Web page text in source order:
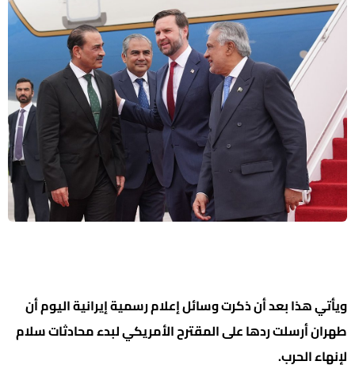
ويأتي هذا بعد أن ذكرت وسائل إعلام رسمية إيرانية اليوم أن
طهران أرسلت ردها على المقترح الأمريكي لبدء محادثات سلام
لإنهاء الحرب.